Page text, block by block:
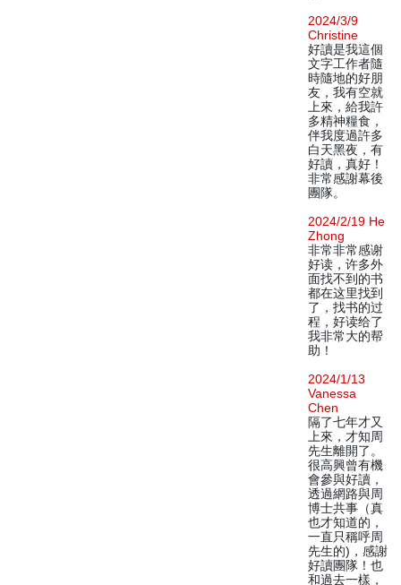
2024/3/9
Christine
好讀是我這個
文字工作者隨
時隨地的好朋
友，我有空就
上來，給我許
多精神糧食，
伴我度過許多
白天黑夜，有
好讀，真好！
非常感謝幕後
團隊。
2024/2/19 He
Zhong
非常非常感谢
好读，许多外
面找不到的书
都在这里找到
了，找书的过
程，好读给了
我非常大的帮
助！
2024/1/13
Vanessa
Chen
隔了七年才又
上來，才知周
先生離開了。
很高興曾有機
會參與好讀，
透過網路與周
博士共事（真
也才知道的，
一直只稱呼周
先生的)，感謝
好讀團隊！也
和過去一樣，